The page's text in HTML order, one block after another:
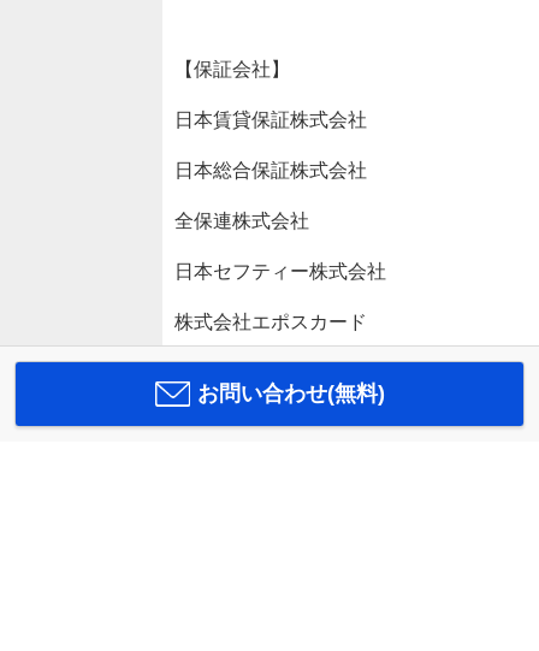
【保証会社】
日本賃貸保証株式会社
日本総合保証株式会社
全保連株式会社
日本セフティー株式会社
株式会社エポスカード
お問い合わせ(無料)